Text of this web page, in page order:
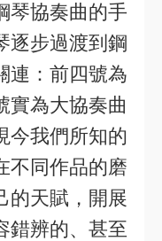
琴協奏曲的手
逐步過渡到鋼
連：前四號為
實為大協奏曲
今我們所知的
不同作品的磨
的天賦，開展
錯辨的、甚至